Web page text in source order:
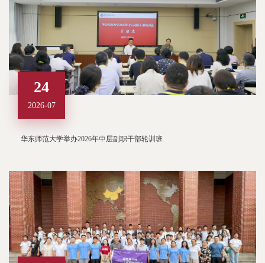
24
2026-07
华东师范大学举办2026年中层副职干部轮训班